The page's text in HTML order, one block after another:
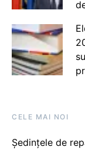
CELE MAI NOI
Ședințele de